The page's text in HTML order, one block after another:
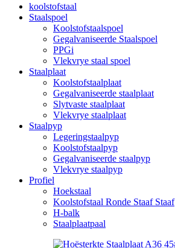
koolstofstaal
Staalspoel
Koolstofstaalspoel
Gegalvaniseerde Staalspoel
PPGi
Vlekvrye staal spoel
Staalplaat
Koolstofstaalplaat
Gegalvaniseerde staalplaat
Slytvaste staalplaat
Vlekvrye staalplaat
Staalpyp
Legeringstaalpyp
Koolstofstaalpyp
Gegalvaniseerde staalpyp
Vlekvrye staalpyp
Profiel
Hoekstaal
Koolstofstaal Ronde Staaf Staaf
H-balk
Staalplaatpaal